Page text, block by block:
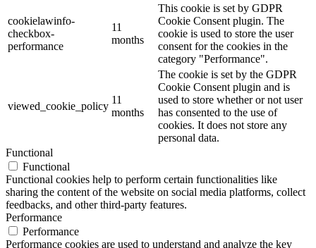
cookielawinfo-
checkbox-
performance
11
months
This cookie is set by GDPR
Cookie Consent plugin. The
cookie is used to store the user
consent for the cookies in the
category "Performance".
viewed_cookie_policy
11
months
The cookie is set by the GDPR
Cookie Consent plugin and is
used to store whether or not user
has consented to the use of
cookies. It does not store any
personal data.
Functional
Functional
Functional cookies help to perform certain functionalities like
sharing the content of the website on social media platforms, collect
feedbacks, and other third-party features.
Performance
Performance
Performance cookies are used to understand and analyze the key